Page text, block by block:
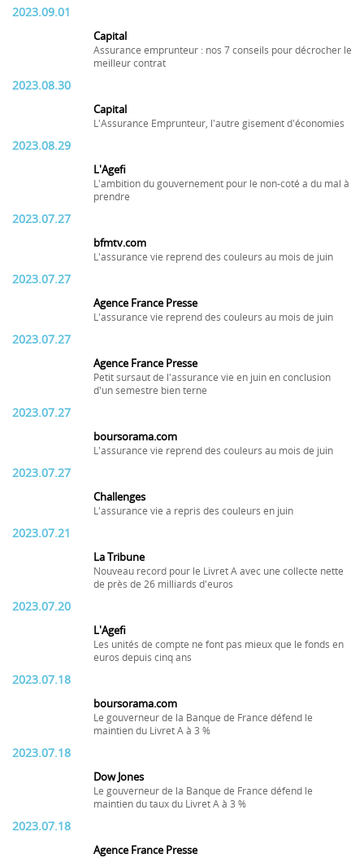
2023.09.01
Capital
Assurance emprunteur : nos 7 conseils pour décrocher le
meilleur contrat
2023.08.30
Capital
L'Assurance Emprunteur, l'autre gisement d'économies
2023.08.29
L'Agefi
L'ambition du gouvernement pour le non-coté a du mal à
prendre
2023.07.27
bfmtv.com
L'assurance vie reprend des couleurs au mois de juin
2023.07.27
Agence France Presse
L'assurance vie reprend des couleurs au mois de juin
2023.07.27
Agence France Presse
Petit sursaut de l'assurance vie en juin en conclusion
d'un semestre bien terne
2023.07.27
boursorama.com
L'assurance vie reprend des couleurs au mois de juin
2023.07.27
Challenges
L'assurance vie a repris des couleurs en juin
2023.07.21
La Tribune
Nouveau record pour le Livret A avec une collecte nette
de près de 26 milliards d'euros
2023.07.20
L'Agefi
Les unités de compte ne font pas mieux que le fonds en
euros depuis cinq ans
2023.07.18
boursorama.com
Le gouverneur de la Banque de France défend le
maintien du Livret A à 3 %
2023.07.18
Dow Jones
Le gouverneur de la Banque de France défend le
maintien du taux du Livret A à 3 %
2023.07.18
Agence France Presse